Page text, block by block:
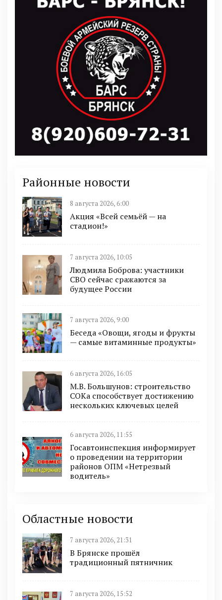
Районные новости
8 августа 2026, 6:00
Акция «Всей семьёй — на
стадион!»
7 августа 2026, 10:05
Людмила Боброва: участники
СВО сейчас сражаются за
будущее России
7 августа 2026, 9:00
Беседа «Овощи, ягоды и фрукты
— самые витаминные продукты»
6 августа 2026, 16:05
М.В. Большунов: строительство
СОКа способствует достижению
нескольких ключевых целей
6 августа 2026, 11:55
Госавтоинспекция информирует
о проведении на территории
районов ОПМ «Нетрезвый
водитель»
Областные новости
7 августа 2026, 21:31
В Брянске прошёл
традиционный пятничник
7 августа 2026, 15:52